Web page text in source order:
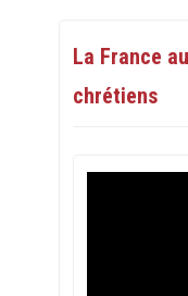
La France
chrétiens